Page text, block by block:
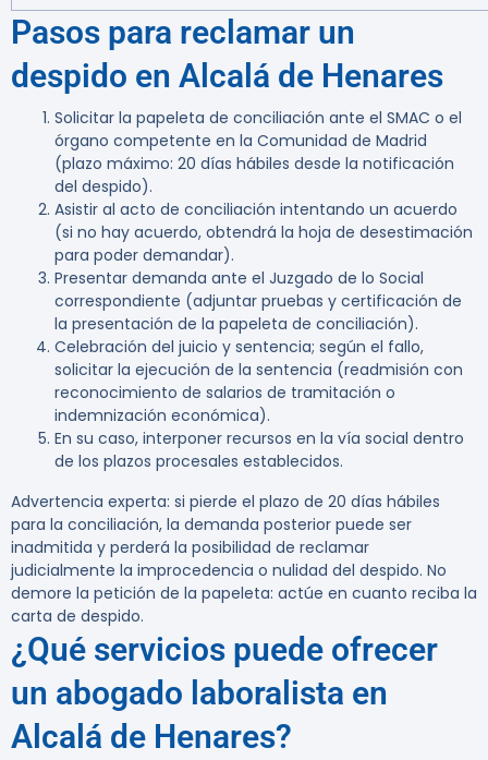
Pasos para reclamar un
despido en Alcalá de Henares
Solicitar la papeleta de conciliación ante el SMAC o el
órgano competente en la Comunidad de Madrid
(plazo máximo: 20 días hábiles desde la notificación
del despido).
Asistir al acto de conciliación intentando un acuerdo
(si no hay acuerdo, obtendrá la hoja de desestimación
para poder demandar).
Presentar demanda ante el Juzgado de lo Social
correspondiente (adjuntar pruebas y certificación de
la presentación de la papeleta de conciliación).
Celebración del juicio y sentencia; según el fallo,
solicitar la ejecución de la sentencia (readmisión con
reconocimiento de salarios de tramitación o
indemnización económica).
En su caso, interponer recursos en la vía social dentro
de los plazos procesales establecidos.
Advertencia experta: si pierde el plazo de 20 días hábiles
para la conciliación, la demanda posterior puede ser
inadmitida y perderá la posibilidad de reclamar
judicialmente la improcedencia o nulidad del despido. No
demore la petición de la papeleta: actúe en cuanto reciba la
carta de despido.
¿Qué servicios puede ofrecer
un abogado laboralista en
Alcalá de Henares?